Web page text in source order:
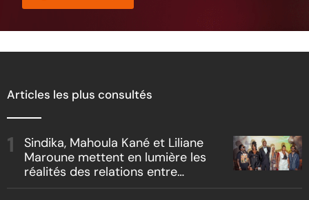
Articles les plus consultés
Sindika, Mahoula Kané et Liliane
Maroune mettent en lumière les
réalités des relations entre